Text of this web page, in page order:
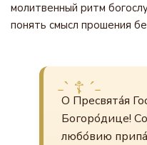
молитвенный ритм
понять смысл прошения
О Пресвята́я
Богоро́дице!
любо́вию